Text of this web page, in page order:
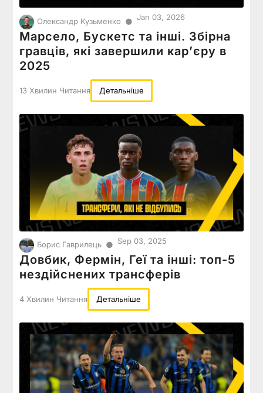
Олександр Кузьменко ● Jan 03, 2026
Марсело, Бускетс та інші. Збірна
гравців, які завершили карʼєру в
2025
13 Хвилин Читання Детальніше
Борис Гаврилець ● Sep 03, 2025
Довбик, Фермін, Геї та інші: топ-5
нездійснених трансферів
4 Хвилин Читання Детальніше